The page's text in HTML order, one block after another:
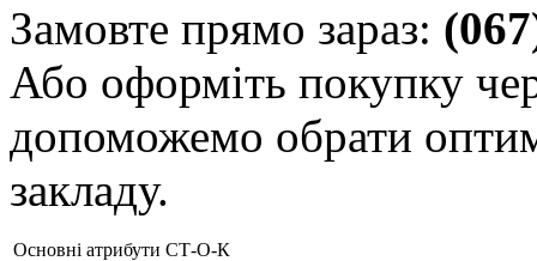
Замовте прямо зараз:
Або оформіть покупку
допоможемо обрати
закладу.
Основні атрибути СТ-О-К